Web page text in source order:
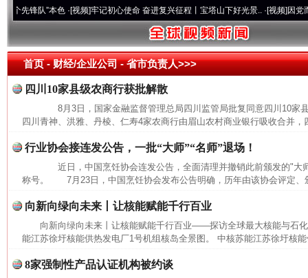
队”本色·[视频]牢记初心使命 奋进复兴征程丨宝塔山下好光景..·[视频]因党而生 为
首页- 财经/企业公司 -省市负责人>>>
四川10家县级农商行获批解散
8月3日，国家金融监督管理总局四川监管局批复同意四川10
四川青神、洪雅、丹棱、仁寿4家农商行由眉山农村商业银行吸收合并
行业协会接连发公告，一批“大师”“名师”退场！
近日，中国烹饪协会连发公告，全面清理并撤销此前颁发的"大
称号。 7月23日，中国烹饪协会发布公告明确，历年由该协会评定、
向新向绿向未来丨让核能赋能千行百业
向新向绿向未来丨让核能赋能千行百业——探访全球最大核能与石
能江苏徐圩核能供热发电厂1号机组核岛全景图。 中核苏能江苏徐圩核
8家强制性产品认证机构被约谈